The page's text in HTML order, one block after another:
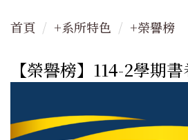
容
首頁 +系所特色 +榮譽榜
【榮譽榜】114-2學期